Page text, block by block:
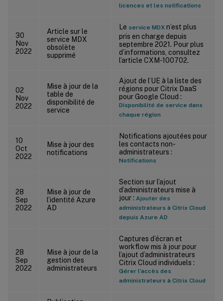
licences et les notifications
30
Nov
2022
Article sur le
service MDX
obsolète
supprimé
Le service MDX n’est plus
pris en charge depuis
septembre 2021. Pour plus
d’informations, consultez
l’article CXM-100702.
02
Nov
2022
Mise à jour de la
table de
disponibilité de
service
Ajout de l’UE à la liste des
régions pour Citrix DaaS
pour Google Cloud :
Disponibilité de service dans
chaque région
10
Oct
2022
Mise à jour des
notifications
Notifications ajoutées pour
les contacts non-
administrateurs :
Notifications
28
Sep
2022
Mise à jour de
l’identité Azure
AD
Section sur l’ajout
d’administrateurs mise à
jour : Ajouter des
administrateurs à Citrix Cloud
depuis Azure AD
28
Sep
2022
Mise à jour de la
gestion des
administrateurs
Captures d’écran et
workflow mis à jour pour
l’ajout d’administrateurs
Citrix Cloud individuels :
Gérer l’accès des
administrateurs à Citrix Cloud